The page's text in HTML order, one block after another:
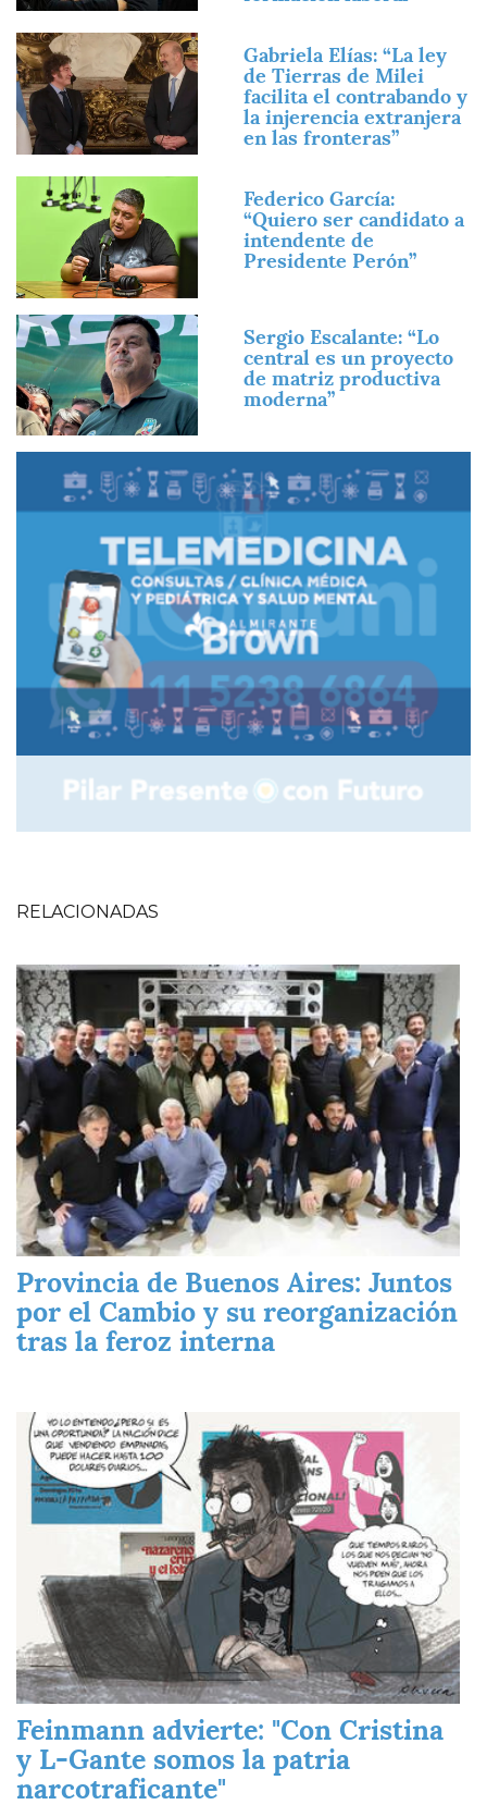
Imagen
Gabriela Elías: “La ley
de Tierras de Milei
facilita el contrabando y
la injerencia extranjera
en las fronteras”
Imagen
Federico García:
“Quiero ser candidato a
intendente de
Presidente Perón”
Imagen
Sergio Escalante: “Lo
central es un proyecto
de matriz productiva
moderna”
RELACIONADAS
Imagen
Provincia de Buenos Aires: Juntos
por el Cambio y su reorganización
tras la feroz interna
Imagen
Feinmann advierte: "Con Cristina
y L-Gante somos la patria
narcotraficante"